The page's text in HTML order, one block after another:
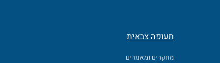
תעופה צבאית
מחקרים ומאמרים